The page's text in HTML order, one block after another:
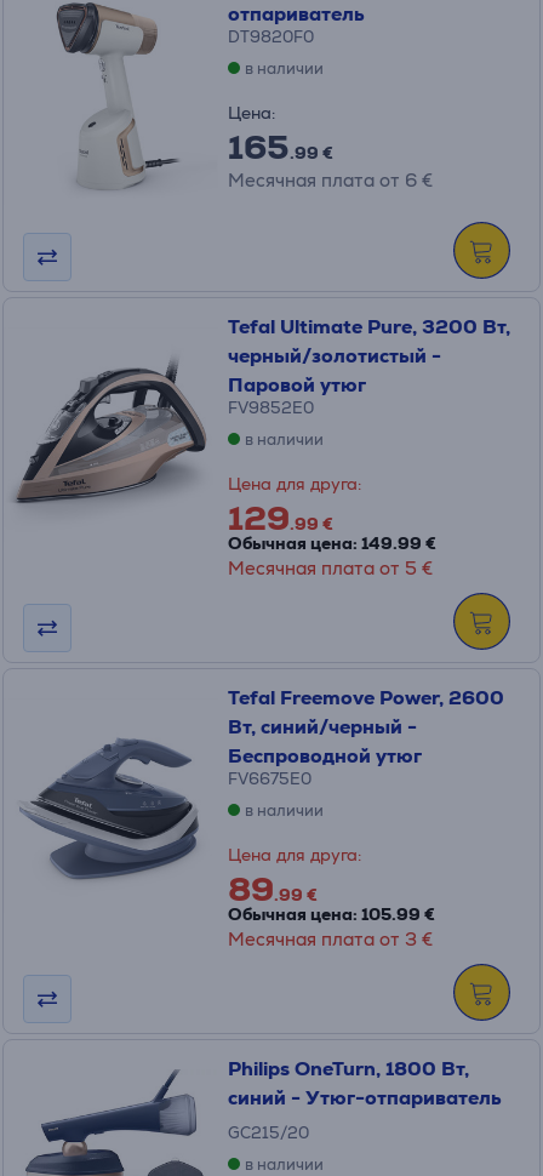
отпариватель
DT9820F0
в наличии
Цена:
165.99 €
Месячная плата от 6 €
Tefal Ultimate Pure, 3200 Вт,
черный/золотистый -
Паровой утюг
FV9852E0
в наличии
Цена для друга:
129.99 €
Обычная цена: 149.99 €
Месячная плата от 5 €
Tefal Freemove Power, 2600
Вт, синий/черный -
Беспроводной утюг
FV6675E0
в наличии
Цена для друга:
89.99 €
Обычная цена: 105.99 €
Месячная плата от 3 €
Philips OneTurn, 1800 Вт,
синий - Утюг-отпариватель
GC215/20
в наличии